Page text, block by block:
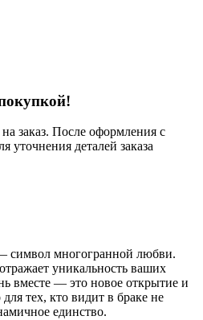
заказ. После оформления с
уточнения деталей заказа
символ многогранной любви.
уникальность ваших
вместе — это новое открытие и
тех, кто видит в браке не
единство.